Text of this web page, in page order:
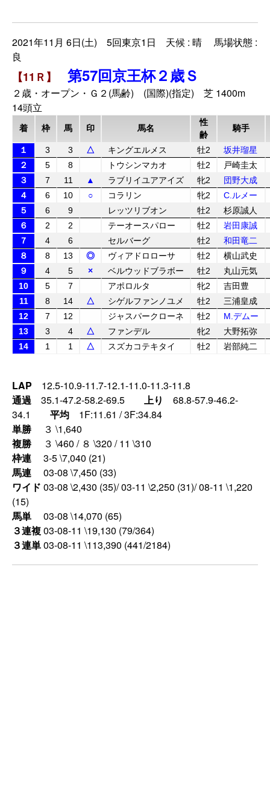
2021年11月 6日(土) 5回東京1日 天候 : 晴 馬場状態 :
良
【11Ｒ】 第57回京王杯２歳Ｓ
２歳・オープン・Ｇ２(馬齢) (国際)(指定) 芝 1400m
14頭立
着 枠 馬 印 馬名
性
齢
騎手
１ 3 3 △ キングエルメス 牡2
坂井瑠星
２
5 8 トウシンマカオ 牡2
戸崎圭太
３
7 11 ▲ ラブリイユアアイズ 牝2
団野大成
４
6 10 ○ コラリン 牝2
C.ルメー
５
6 9 レッツリブオン 牡2
杉原誠人
６
2 2 テーオースパロー 牡2
岩田康誠
７
4 6 セルバーグ 牡2
和田竜二
８
8 13 ◎ ヴィアドロローサ 牡2
横山武史
９
4 5 × ベルウッドブラボー 牡2
丸山元気
10
5 7 アポロルタ 牝2
吉田豊
11
8 14 △ シゲルファンノユメ 牡2
三浦皇成
12
7 12 ジャスパークローネ 牡2
M.デムー
13
3 4 △ ファンデル 牝2
大野拓弥
14
1 1 △ スズカコテキタイ 牡2 岩部純二
LAP 12.5-10.9-11.7-12.1-11.0-11.3-11.8
通過 35.1-47.2-58.2-69.5 上り 68.8-57.9-46.2-
34.1
平均 1F:11.61 / 3F:34.84
単勝
３ \1,640
複勝
３ \460 / ８ \320 / 11 \310
枠連
3-5 \7,040 (21)
馬連
03-08 \7,450 (33)
ワイド 03-08 \2,430 (35)/ 03-11 \2,250 (31)/ 08-11 \1,220
(15)
馬単
03-08 \14,070 (65)
３連複03-08-11 \19,130 (79/364)
３連単03-08-11 \113,390 (441/2184)